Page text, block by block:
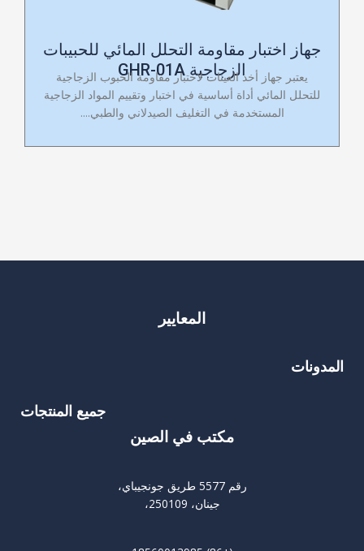
جهاز اختبار مقاومة التحلل المائي للحبيبات
الزجاجية GHR-01A
يعتبر جهاز أخذ العينات لاختبار مقاومة الحبوب الزجاجية
للتحلل المائي أداة أساسية في اختبار وتقييم المواد الزجاجية
المستخدمة في التغليف الصيدلاني والطبي....
المعايير
المدونات
جميع المنتجات
مكتب في الصين
رقم 5577 طريق جونجيباي،
جينان، 250109،